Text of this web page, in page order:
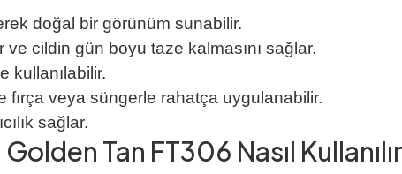
doğal bir görünüm sunabilir.
ve cildin gün boyu taze kalmasını sağlar.
kullanılabilir.
veya süngerle rahatça uygulanabilir.
sağlar.
Tan FT306 Nasıl